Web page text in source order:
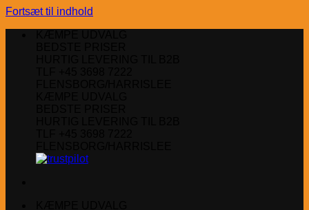
Fortsæt til indhold